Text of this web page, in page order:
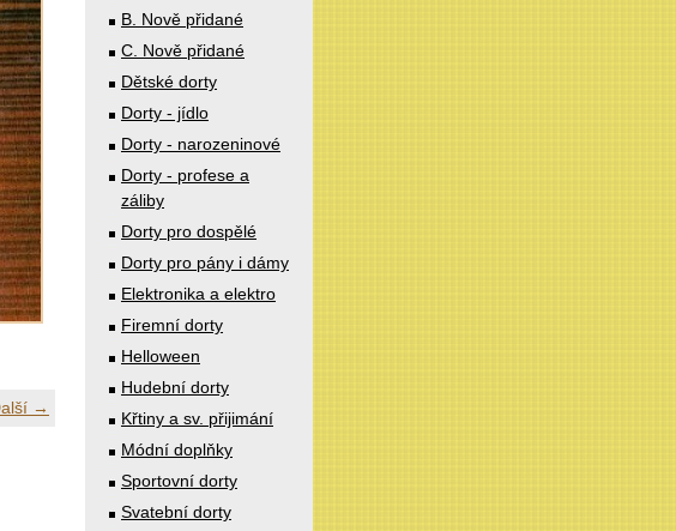
→
B. Nově přidané
C. Nově přidané
Dětské dorty
Dorty - jídlo
Dorty - narozeninové
Dorty - profese a
záliby
Dorty pro dospělé
Dorty pro pány i dámy
Elektronika a elektro
Firemní dorty
Helloween
Hudební dorty
Křtiny a sv. přijimání
Módní doplňky
Sportovní dorty
Svatební dorty